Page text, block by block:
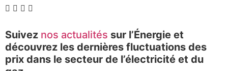
Suivez nos actualités sur l’Énergie et
découvrez les dernières fluctuations des
prix dans le secteur de l’électricité et du